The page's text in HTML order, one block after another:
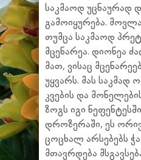
საკმაოდ უცნაურად
გამოიყურება.
თუმცა საკმაოდ
მცენარეა. დიონეა
მათ, ვისაც
უყვარს. მას საკმად
კვების და
ზოგს იგი
დროზერაში, ეს
ცოცხალ არსებებს
მთავრდება